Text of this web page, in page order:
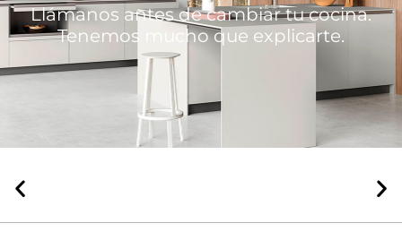
Llámanos antes de cambiar tu cocina.
Tenemos mucho que explicarte.
La mejor atención